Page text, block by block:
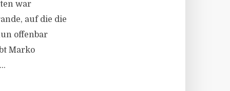
war
auf die die
offenbar
Marko